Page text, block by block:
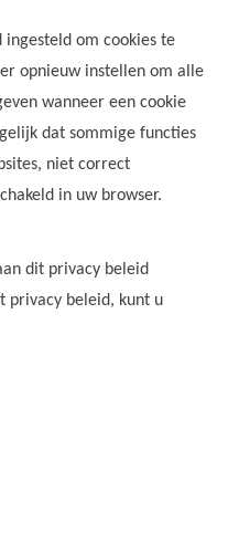
ingesteld om cookies te
opnieuw instellen om alle
wanneer een cookie
dat sommige functies
niet correct
in uw browser.
dit privacy beleid
privacy beleid, kunt u